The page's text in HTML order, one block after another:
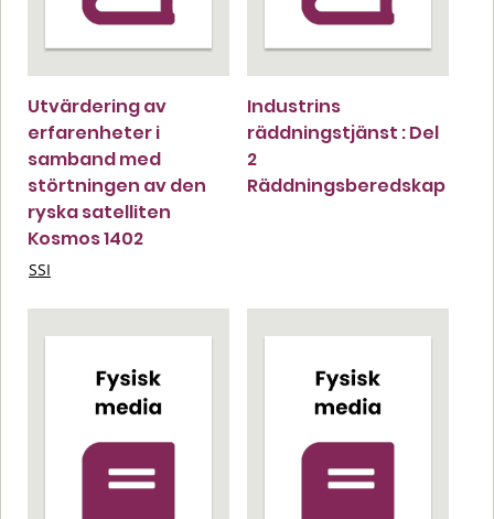
Utvärdering av
erfarenheter i
samband med
störtningen av den
ryska satelliten
Kosmos 1402
SSI
Industrins
räddningstjänst : Del
2
Räddningsberedskap